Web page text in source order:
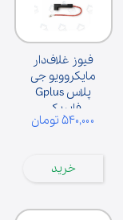
فیوز غلاف‌دار
مایکروویو جی
پلاس Gplus
فابریکی
۵۴۰,۰۰۰ تومان
خرید